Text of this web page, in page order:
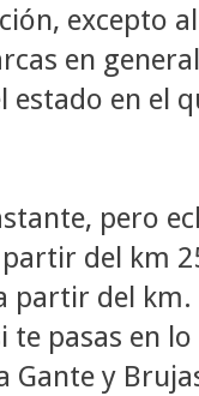
excepto
en
estado en el
pero
del km
del km.
pasas en
Gante y